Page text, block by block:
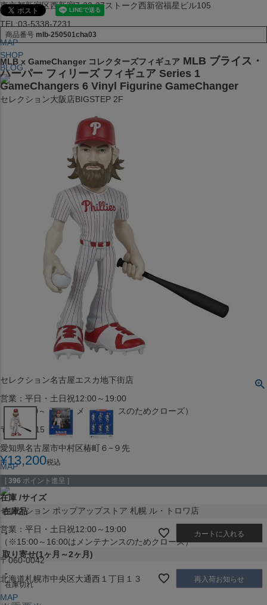
東京都新宿区西新宿7-22-37ストーク西新宿福星ビル105
TEL:03-5338-7231
MAP
SHOP
BLOG
セレクション大阪店BIGSTEP 2F
営業：平日・土日祝12:00～19:00
大阪府大阪市中央区西心斎橋1丁目6番14号
TEL:06-4708-3300
JR水道橋駅西口店
営業：土・日・祝日のみ 12:00-18:00
東京都千代田区神田三崎町２丁目２２−１ 1F
セレクション名古屋エスカ地下街店
営業：平日・土日祝12:00～19:00
（※15:00～16:00はメンテナンスのためクローズ）
〒453-0015
愛知県名古屋市中村区椿町６−９先
MAP
SHOP
セレクション ポップアップストア 札幌 ル・トロワ店
営業：平日・土日祝12:00～19:00
（※15:00～16:00はメンテナンスのためクローズ）
〒060-0042
北海道札幌市中央区大通西１丁目１３
MAP
商品番号 mlb-250501cha03
MLB x GameChanger コレクターズフィギュア MLB ブライス・
ハーパー フィリーズ フィギュア Series 1
GameChangers 6 Vinyl Figurine GameChanger
¥13,200税込
[ 396 ポイント進呈 ]
在庫 サイズ
在庫品
- カートに入れる
取り寄せ(1ヶ月～2ヶ月)
-
在庫切れ
再入荷お知らせ